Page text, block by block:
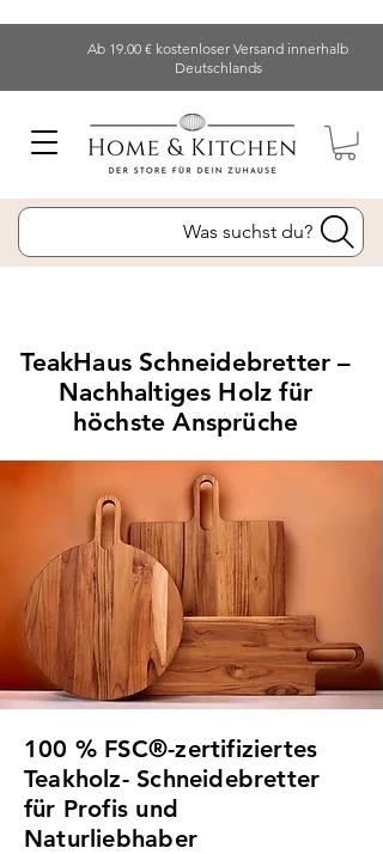
Ab 19.00 € kostenloser Versand innerhalb
Deutschlands
Was suchst du?
TeakHaus Schneidebretter –
Nachhaltiges Holz für
höchste Ansprüche
100 % FSC®-zertifiziertes
Teakholz- Schneidebretter
für Profis und
Naturliebhaber